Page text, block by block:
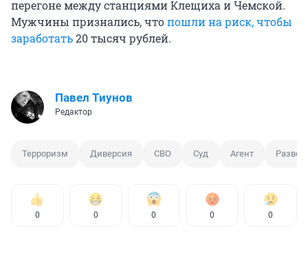
перегоне между станциями Клещиха и Чемской.
Мужчины признались, чтопошли на риск, чтобы
заработать20 тысяч рублей.
Павел Тиунов
Редактор
Терроризм Диверсия СВО Суд Агент
0 0 0 0 0